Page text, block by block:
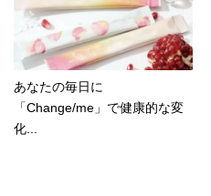
あなたの毎日に
「Change/me」で健康的な変
化...